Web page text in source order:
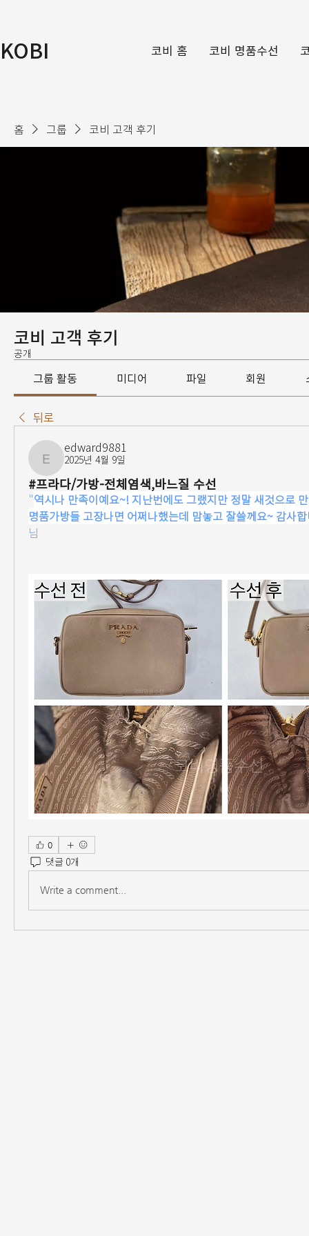
KOBI 코비 홈 코비 명품수선
홈 그룹 코비 고객 후기
코비 고객 후기
공개
그룹 활동 미디어 파일 회원
뒤로
edward9881
edward9881
2025년 4월 9일
#프라다/가방-전체염색,바느질 수선
"역시나 만족이예요~! 지난번에도 그랬지만 정말 새것으로
명품가방들 고장나면 어쩌나했는데 맘놓고 잘쓸께요~ 감사합
님
0
댓글 0개
Write a comment...